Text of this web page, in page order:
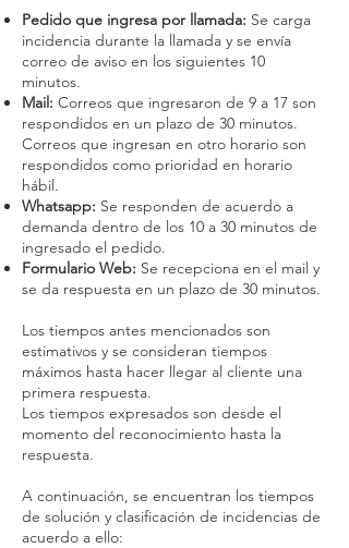
Pedido que ingresa por llamada: Se carga
incidencia durante la llamada y se envía
correo de aviso en los siguientes 10
minutos.
Mail: Correos que ingresaron de 9 a 17 son
respondidos en un plazo de 30 minutos.
Correos que ingresan en otro horario son
respondidos como prioridad en horario
hábil.
Whatsapp: Se responden de acuerdo a
demanda dentro de los 10 a 30 minutos de
ingresado el pedido.
Formulario Web: Se recepciona en el mail y
se da respuesta en un plazo de 30 minutos.
Los tiempos antes mencionados son
estimativos y se consideran tiempos
máximos hasta hacer llegar al cliente una
primera respuesta.
Los tiempos expresados son desde el
momento del reconocimiento hasta la
respuesta.
A continuación, se encuentran los tiempos
de solución y clasificación de incidencias de
acuerdo a ello: